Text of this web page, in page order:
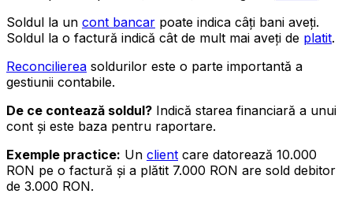
Soldul la un cont bancar poate indica câți bani aveți.
Soldul la o factură indică cât de mult mai aveți de platit.
Reconcilierea soldurilor este o parte importantă a
gestiunii contabile.
De ce contează soldul? Indică starea financiară a unui
cont și este baza pentru raportare.
Exemple practice: Un client care datorează 10.000
RON pe o factură și a plătit 7.000 RON are sold debitor
de 3.000 RON.